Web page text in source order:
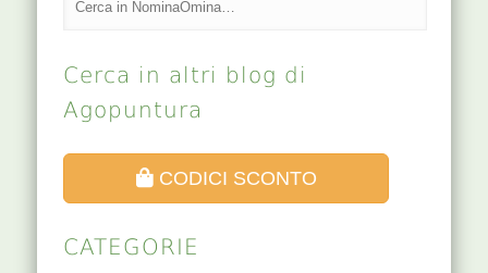
Cerca in altri blog di
Agopuntura
CODICI SCONTO
CATEGORIE